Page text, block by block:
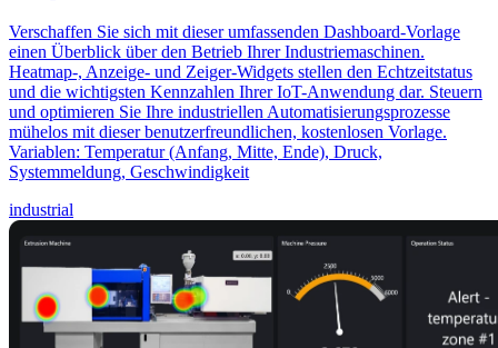
Verschaffen Sie sich mit dieser umfassenden Dashboard-Vorlage
einen Überblick über den Betrieb Ihrer Industriemaschinen.
Heatmap-, Anzeige- und Zeiger-Widgets stellen den Echtzeitstatus
und die wichtigsten Kennzahlen Ihrer IoT-Anwendung dar. Steuern
und optimieren Sie Ihre industriellen Automatisierungsprozesse
mühelos mit dieser benutzerfreundlichen, kostenlosen Vorlage.
Variablen: Temperatur (Anfang, Mitte, Ende), Druck,
Systemmeldung, Geschwindigkeit
industrial